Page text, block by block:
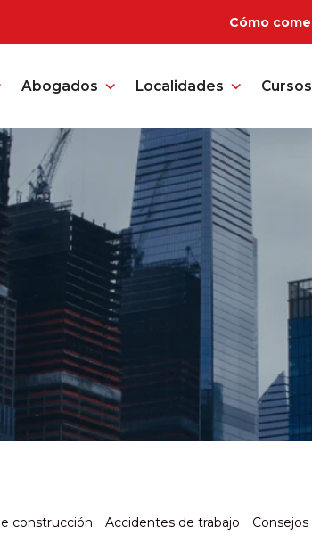
Cómo
Abogados Localidades Cursos
construcción Accidentes de trabajo Consejos